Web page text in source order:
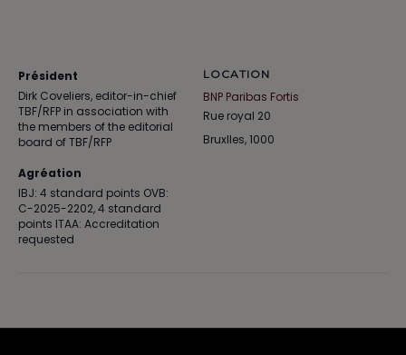
LOCATION
BNP Paribas Fortis
Rue royal 20
Bruxlles,1000
Président
Dirk Coveliers, editor-in-chief
TBF/RFP in association with
the members of the editorial
board of TBF/RFP
Agréation
IBJ: 4 standard points OVB:
C-2025-2202, 4 standard
points ITAA: Accreditation
requested